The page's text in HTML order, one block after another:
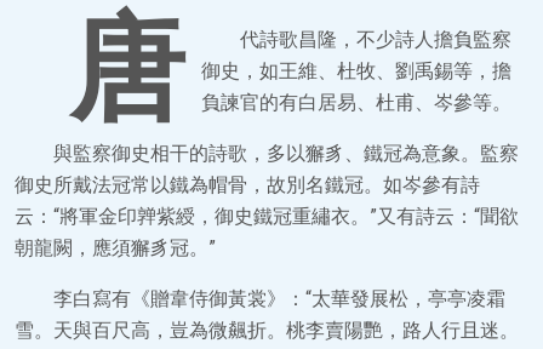
唐
代詩歌昌隆，不少詩人擔負監察
御史，如王維、杜牧、劉禹錫等，擔
負諫官的有白居易、杜甫、岑參等。
與監察御史相干的詩歌，多以獬豸、鐵冠為意象。監察
御史所戴法冠常以鐵為帽骨，故別名鐵冠。如岑參有詩
云：“將軍金印亸紫綬，御史鐵冠重繡衣。”又有詩云：“聞欲
朝龍闕，應須獬豸冠。”
李白寫有《贈韋侍御黃裳》：“太華發展松，亭亭凌霜
雪。天與百尺高，豈為微飆折。桃李賣陽艷，路人行且迷。